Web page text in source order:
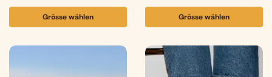
Grösse wählen Grösse wählen